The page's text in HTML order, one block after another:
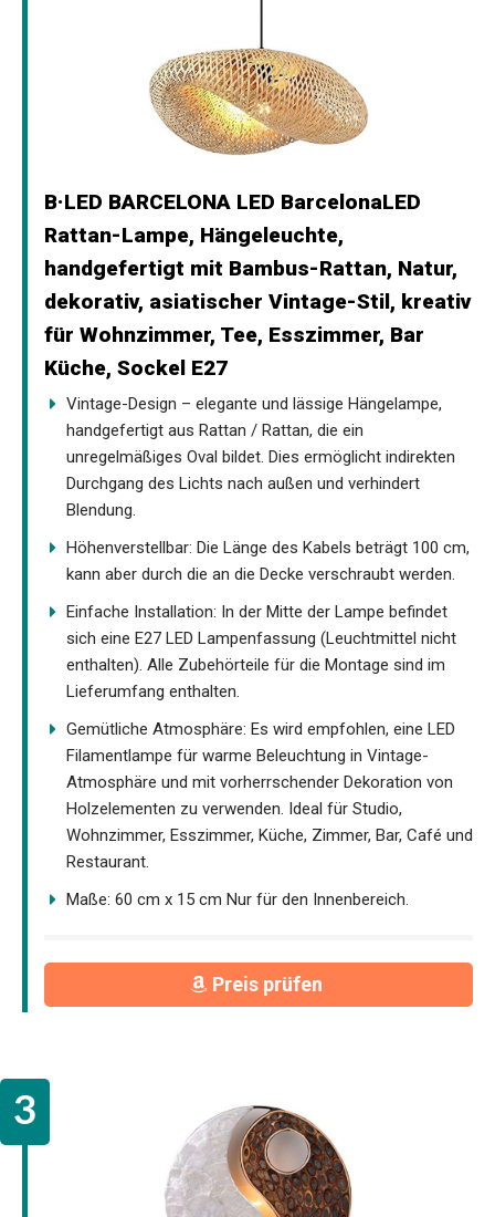
B·LED BARCELONA LED BarcelonaLED
Rattan-Lampe, Hängeleuchte,
handgefertigt mit Bambus-Rattan, Natur,
dekorativ, asiatischer Vintage-Stil, kreativ
für Wohnzimmer, Tee, Esszimmer, Bar
Küche, Sockel E27
Vintage-Design – elegante und lässige Hängelampe,
handgefertigt aus Rattan / Rattan, die ein
unregelmäßiges Oval bildet. Dies ermöglicht indirekten
Durchgang des Lichts nach außen und verhindert
Blendung.
Höhenverstellbar: Die Länge des Kabels beträgt 100 cm,
kann aber durch die an die Decke verschraubt werden.
Einfache Installation: In der Mitte der Lampe befindet
sich eine E27 LED Lampenfassung (Leuchtmittel nicht
enthalten). Alle Zubehörteile für die Montage sind im
Lieferumfang enthalten.
Gemütliche Atmosphäre: Es wird empfohlen, eine LED
Filamentlampe für warme Beleuchtung in Vintage-
Atmosphäre und mit vorherrschender Dekoration von
Holzelementen zu verwenden. Ideal für Studio,
Wohnzimmer, Esszimmer, Küche, Zimmer, Bar, Café und
Restaurant.
Maße: 60 cm x 15 cm Nur für den Innenbereich.
Preis prüfen